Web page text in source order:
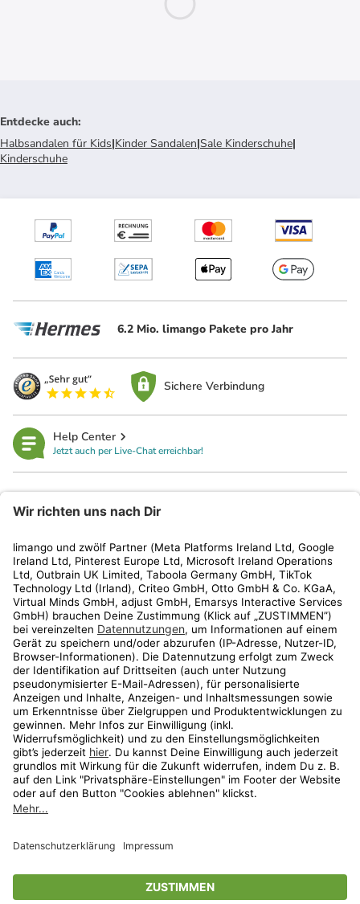
Entdecke auch:
Halbsandalen für Kids|Kinder Sandalen|Sale Kinderschuhe|
Kinderschuhe
6.2 Mio. limango Pakete pro Jahr
Sichere Verbindung
Help Center
Jetzt auch per Live-Chat erreichbar!
Kundenservice
Shop
Aktionen
Travel